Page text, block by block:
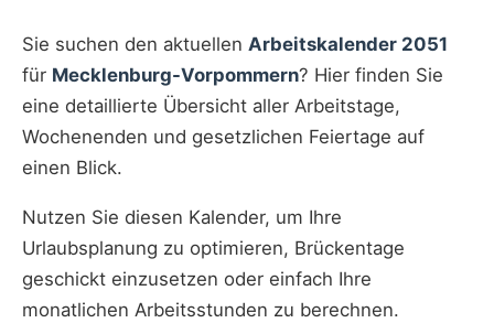
Sie suchen den aktuellen Arbeitskalender 2051
für Mecklenburg-Vorpommern? Hier finden Sie
eine detaillierte Übersicht aller Arbeitstage,
Wochenenden und gesetzlichen Feiertage auf
einen Blick.
Nutzen Sie diesen Kalender, um Ihre
Urlaubsplanung zu optimieren, Brückentage
geschickt einzusetzen oder einfach Ihre
monatlichen Arbeitsstunden zu berechnen.